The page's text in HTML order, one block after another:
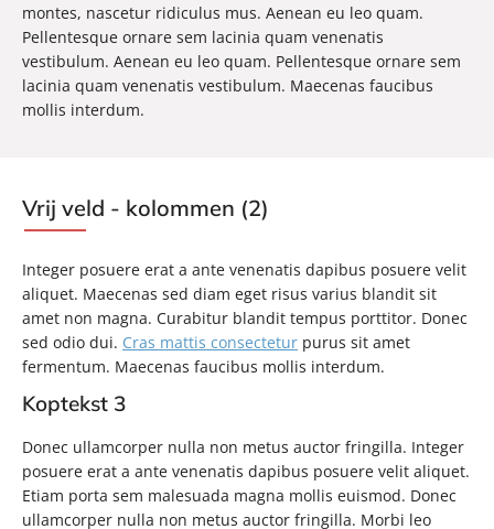
montes, nascetur ridiculus mus. Aenean eu leo quam.
Pellentesque ornare sem lacinia quam venenatis
vestibulum. Aenean eu leo quam. Pellentesque ornare sem
lacinia quam venenatis vestibulum. Maecenas faucibus
mollis interdum.
Vrij veld - kolommen (2)
Integer posuere erat a ante venenatis dapibus posuere velit
aliquet. Maecenas sed diam eget risus varius blandit sit
amet non magna. Curabitur blandit tempus porttitor. Donec
sed odio dui. Cras mattis consectetur purus sit amet
fermentum. Maecenas faucibus mollis interdum.
Koptekst 3
Donec ullamcorper nulla non metus auctor fringilla. Integer
posuere erat a ante venenatis dapibus posuere velit aliquet.
Etiam porta sem malesuada magna mollis euismod. Donec
ullamcorper nulla non metus auctor fringilla. Morbi leo